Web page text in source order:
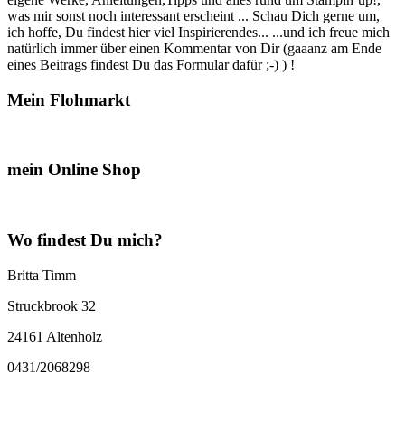
was mir sonst noch interessant erscheint ... Schau Dich gerne um,
ich hoffe, Du findest hier viel Inspirierendes... ...und ich freue mich
natürlich immer über einen Kommentar von Dir (gaaanz am Ende
eines Beitrags findest Du das Formular dafür ;-) ) !
Mein Flohmarkt
mein Online Shop
Wo findest Du mich?
Britta Timm
Struckbrook 32
24161 Altenholz
0431/2068298